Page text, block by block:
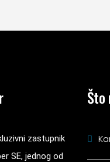
zastupnik
SE, jednog od
Što